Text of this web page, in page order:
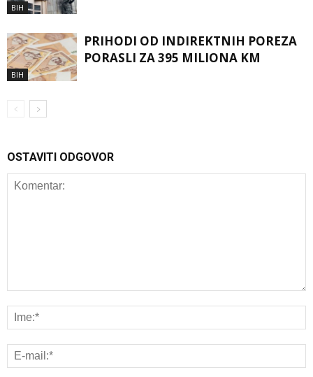
BIH
BIH
PRIHODI OD INDIREKTNIH POREZA
PORASLI ZA 395 MILIONA KM
OSTAVITI ODGOVOR